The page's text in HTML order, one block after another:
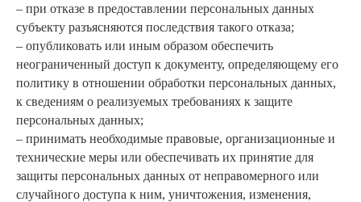
– при отказе в предоставлении персональных данных
субъекту разъясняются последствия такого отказа;
– опубликовать или иным образом обеспечить
неограниченный доступ к документу, определяющему его
политику в отношении обработки персональных данных,
к сведениям о реализуемых требованиях к защите
персональных данных;
– принимать необходимые правовые, организационные и
технические меры или обеспечивать их принятие для
защиты персональных данных от неправомерного или
случайного доступа к ним, уничтожения, изменения,